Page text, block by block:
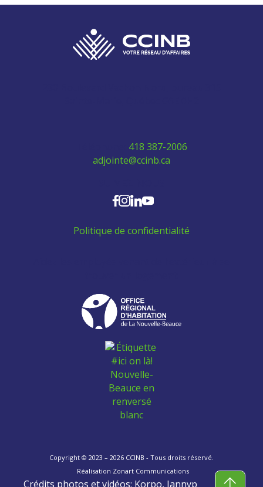
418 387-2006
adjointe@ccinb.ca
Politique de confidentialité
Copyright © 2023 – 2026 CCINB - Tous droits réservé.
Réalisation Zonart Communications
Crédits photos et vidéos: Korpo, Jannyp